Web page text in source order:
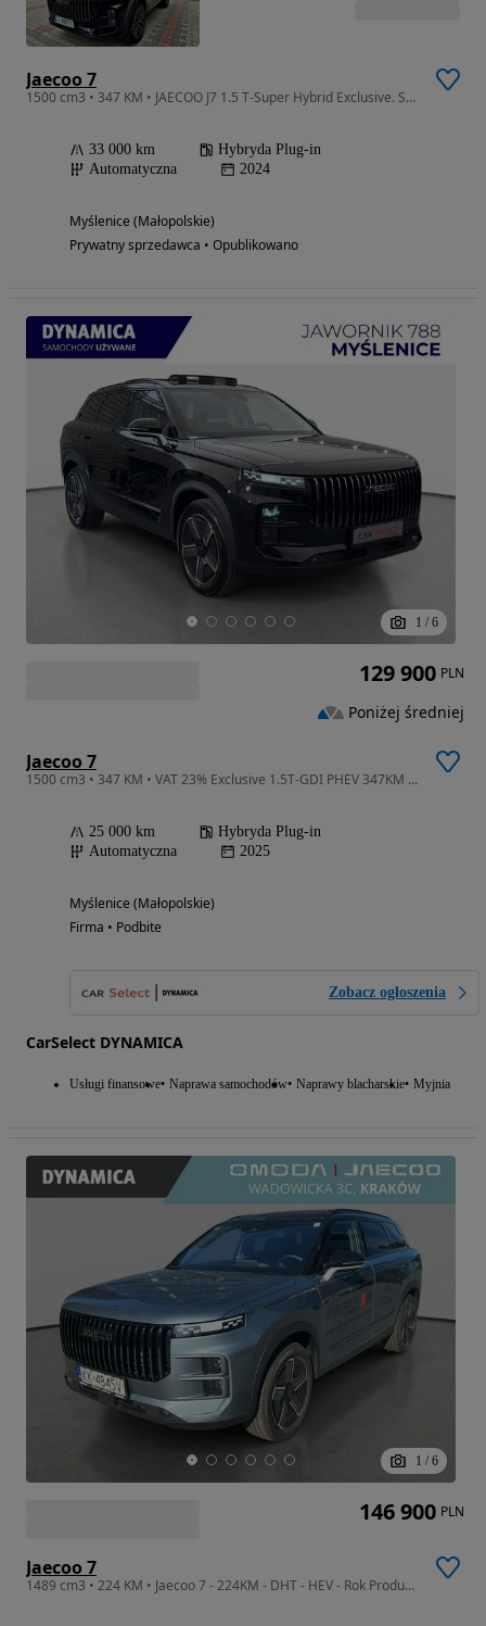
Jaecoo 7
1500 cm3 • 347 KM • JAECOO J7 1.5 T-Super Hybrid Exclusive. SUV. 2 komplety aluminiowych kół premium. Odstąpię Leasing. Nie omoda, byd, jetour, cupra, kgm.
33 000 km
Hybryda Plug-in
Automatyczna
2024
Myślenice (Małopolskie)
Prywatny sprzedawca • Opublikowano
1 / 6
Jaecoo 7
1500 cm3 • 347 KM • VAT 23% Exclusive 1.5T-GDI PHEV 347KM automat 2025 r., salon PL,I wł
25 000 km
Hybryda Plug-in
Automatyczna
2025
Myślenice (Małopolskie)
Firma • Podbite
Zobacz ogłoszenia
CarSelect DYNAMICA
Usługi finansowe Naprawa samochodów Naprawy blacharskie Myjnia
129 900 PLN
Poniżej średniej
1 / 6
Jaecoo 7
1489 cm3 • 224 KM • Jaecoo 7 - 224KM - DHT - HEV - Rok Produkcji 2026!
146 900 PLN